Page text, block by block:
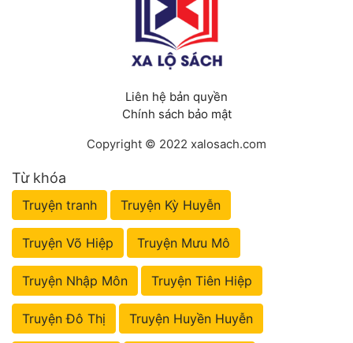
Liên hệ bản quyền
Chính sách bảo mật
Copyright © 2022 xalosach.com
Từ khóa
Truyện tranh Truyện Kỳ Huyễn
Truyện Võ Hiệp Truyện Mưu Mô
Truyện Nhập Môn Truyện Tiên Hiệp
Truyện Đô Thị Truyện Huyền Huyễn